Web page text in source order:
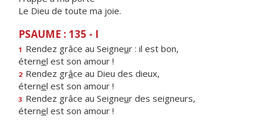
Le Dieu de toute ma joie.
PSAUME : 135 - I
1 Rendez grâce au Seigneur : il est bon,
éternel est son amour !
2 Rendez grâce au Dieu des dieux,
éternel est son amour !
3 Rendez grâce au Seigneur des seigneurs,
éternel est son amour !